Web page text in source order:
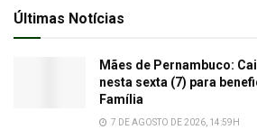
Últimas Notícias
Mães de Pernambuco:
nesta sexta (7) para
Família
7 DE AGOSTO DE 2026, 14:59H